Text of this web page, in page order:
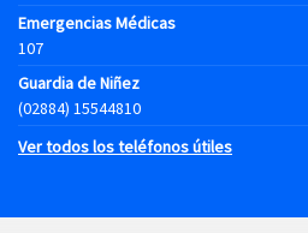
Emergencias Médicas
107
Guardia de Niñez
(02884) 15544810
Ver todos los teléfonos útiles